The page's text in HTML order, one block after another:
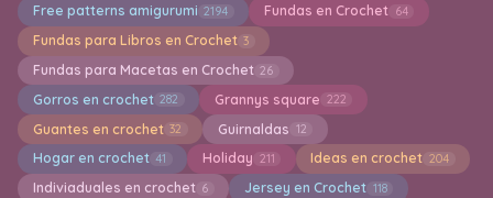
Free patterns amigurumi 2194 Fundas en Crochet 64
Fundas para Libros en Crochet 3
Fundas para Macetas en Crochet 26
Gorros en crochet 282 Grannys square 222
Guantes en crochet 32 Guirnaldas 12
Hogar en crochet 41 Holiday 211 Ideas en crochet 204
Indiviaduales en crochet 6 Jersey en Crochet 118